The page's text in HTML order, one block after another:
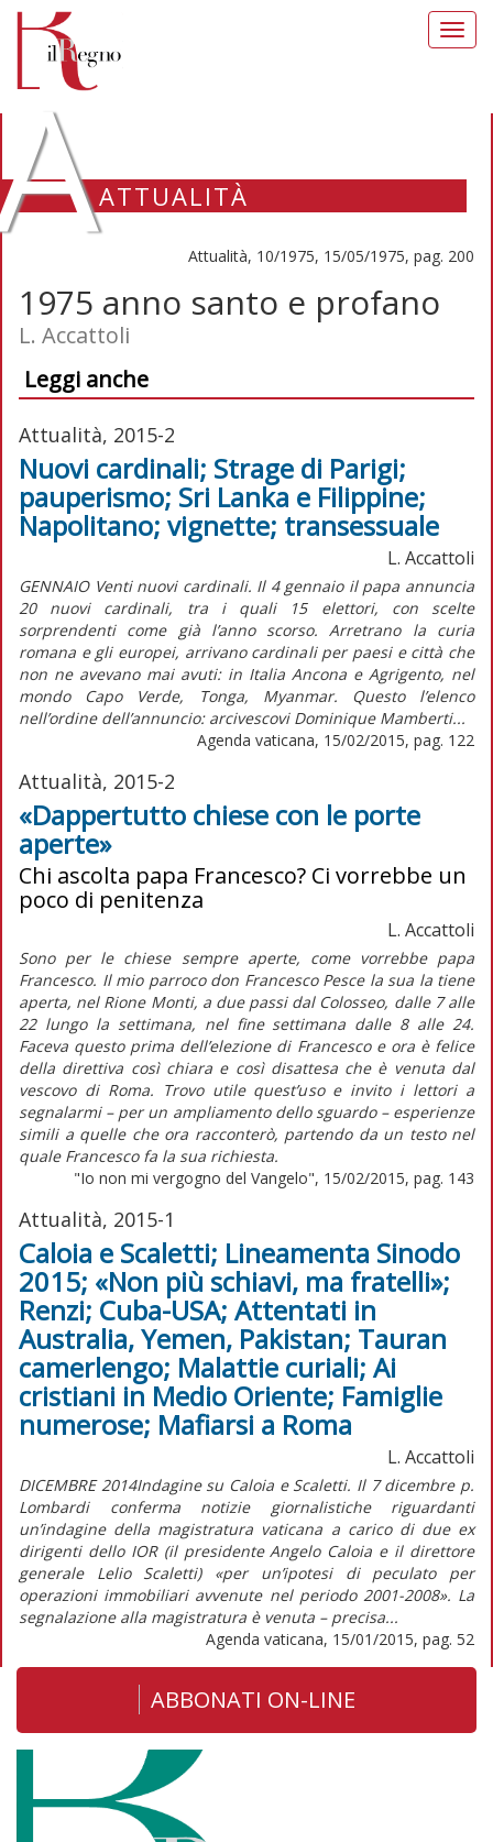
ATTUALITÀ
Attualità, 10/1975, 15/05/1975, pag. 200
1975 anno santo e profano
L. Accattoli
Leggi anche
Attualità, 2015-2
Nuovi cardinali; Strage di Parigi;
pauperismo; Sri Lanka e Filippine;
Napolitano; vignette; transessuale
L. Accattoli
GENNAIO Venti nuovi cardinali. Il 4 gennaio il papa annuncia
20 nuovi cardinali, tra i quali 15 elettori, con scelte
sorprendenti come già l’anno scorso. Arretrano la curia
romana e gli europei, arrivano cardinali per paesi e città che
non ne avevano mai avuti: in Italia Ancona e Agrigento, nel
mondo Capo Verde, Tonga, Myanmar. Questo l’elenco
nell’ordine dell’annuncio: arcivescovi Dominique Mamberti...
Agenda vaticana, 15/02/2015, pag. 122
Attualità, 2015-2
«Dappertutto chiese con le porte
aperte»
Chi ascolta papa Francesco? Ci vorrebbe un
poco di penitenza
L. Accattoli
Sono per le chiese sempre aperte, come vorrebbe papa
Francesco. Il mio parroco don Francesco Pesce la sua la tiene
aperta, nel Rione Monti, a due passi dal Colosseo, dalle 7 alle
22 lungo la settimana, nel fine settimana dalle 8 alle 24.
Faceva questo prima dell’elezione di Francesco e ora è felice
della direttiva così chiara e così disattesa che è venuta dal
vescovo di Roma. Trovo utile quest’uso e invito i lettori a
segnalarmi – per un ampliamento dello sguardo – esperienze
simili a quelle che ora racconterò, partendo da un testo nel
quale Francesco fa la sua richiesta.
"Io non mi vergogno del Vangelo", 15/02/2015, pag. 143
Attualità, 2015-1
Caloia e Scaletti; Lineamenta Sinodo
2015; «Non più schiavi, ma fratelli»;
Renzi; Cuba-USA; Attentati in
Australia, Yemen, Pakistan; Tauran
camerlengo; Malattie curiali; Ai
cristiani in Medio Oriente; Famiglie
numerose; Mafiarsi a Roma
L. Accattoli
DICEMBRE 2014Indagine su Caloia e Scaletti. Il 7 dicembre p.
Lombardi conferma notizie giornalistiche riguardanti
un’indagine della magistratura vaticana a carico di due ex
dirigenti dello IOR (il presidente Angelo Caloia e il direttore
generale Lelio Scaletti) «per un’ipotesi di peculato per
operazioni immobiliari avvenute nel periodo 2001-2008». La
segnalazione alla magistratura è venuta – precisa...
Agenda vaticana, 15/01/2015, pag. 52
ABBONATI ON-LINE